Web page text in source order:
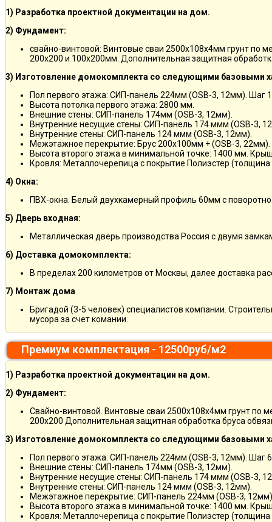
1) Разработка проектной документации на дом.
2) Фундамент:
свайно-винтовой: Винтовые сваи 2500х108х4мм грунт по
200х200 и 100х200мм. Дополнительная защитная
3) Изготовление домокомплекта со следующими базовыми
Пол первого этажа: СИП-панель 224мм (OSB-3, 12мм). Шаг
Высота потолка первого этажа: 2800 мм.
Внешние стены: СИП-панель 174мм (OSB-3, 12мм).
Внутренние несущие стены: СИП-панель 174 ммм (OSB-3,
Внутренние стены: СИП-панель 124 ммм (OSB-3, 12мм).
Межэтажное перекрытие: Брус 200х100мм + (OSB-3, 22мм).
Высота второго этажа в минимальной точке: 1400 мм.
Кровля: Металлочерепица с покрытие Полиэстер
4) Окна:
ПВХ-окна. Белый двухкамерный профиль 60мм с
5) Дверь входная:
Металлическая дверь производства Россия с двумя
6) Доставка домокомплекта:
В пределах 200 километров от Москвы, далее доставка
7) Монтаж дома
Бригадой (3-5 человек) специалистов компании.
мусора за счет комании.
Премиум комплектация - 12500руб/м2
1) Разработка проектной документации на дом.
2) Фундамент:
Свайно-винтовой. Винтовые сваи 2500х108х4мм грунт по
200х200 Дополнительная защитная обработка бруса
3) Изготовление домокомплекта со следующими базовыми
Пол первого этажа: СИП-панель 224мм (OSB-3, 12мм). Шаг
Внешние стены: СИП-панель 174мм (OSB-3, 12мм).
Внутренние несущие стены: СИП-панель 174 ммм (OSB-3,
Внутренние стены: СИП-панель 124 ммм (OSB-3, 12мм).
Межэтажное перекрытие: СИП-панель 224мм (OSB-3,
Высота второго этажа в минимальной точке: 1400 мм.
Кровля: Металлочерепица с покрытие Полиэстер